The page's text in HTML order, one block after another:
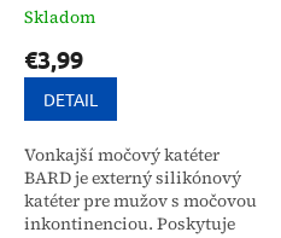
Skladom
€3,99
DETAIL
Vonkajší močový katéter
BARD je externý silikónový
katéter pre mužov s močovou
inkontinenciou. Poskytuje